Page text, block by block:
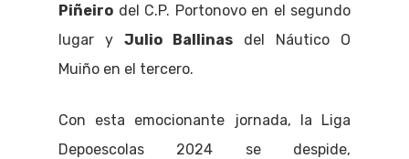
Piñeiro del C.P. Portonovo en el segundo
lugar y Julio Ballinas del Náutico O
Muiño en el tercero.
Con esta emocionante jornada, la Liga
Depoescolas 2024 se despide,